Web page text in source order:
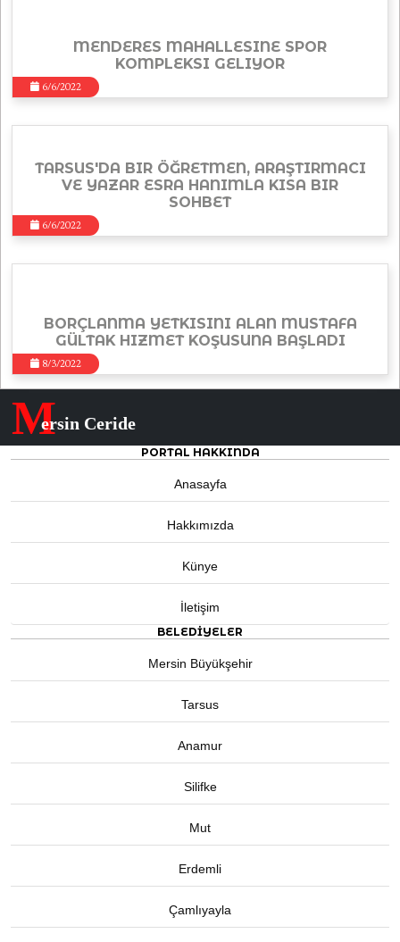
MENDERES MAHALLESINE SPOR
KOMPLEKSI GELIYOR
6/6/2022
TARSUS'DA BIR ÖĞRETMEN, ARAŞTIRMACI
VE YAZAR ESRA HANIMLA KISA BIR
SOHBET
6/6/2022
BORÇLANMA YETKISINI ALAN MUSTAFA
GÜLTAK HIZMET KOŞUSUNA BAŞLADI
8/3/2022
Mersin Ceride
PORTAL HAKKINDA
Anasayfa
Hakkımızda
Künye
İletişim
BELEDIYELER
Mersin Büyükşehir
Tarsus
Anamur
Silifke
Mut
Erdemli
Çamlıyayla